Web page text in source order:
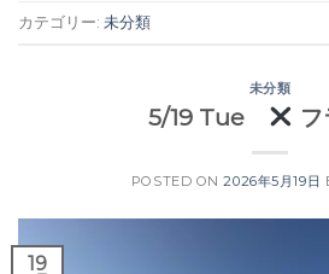
カテゴリー: 未分類
未分類
5/19 Tue フ
POSTED ON2026年5月19日
19